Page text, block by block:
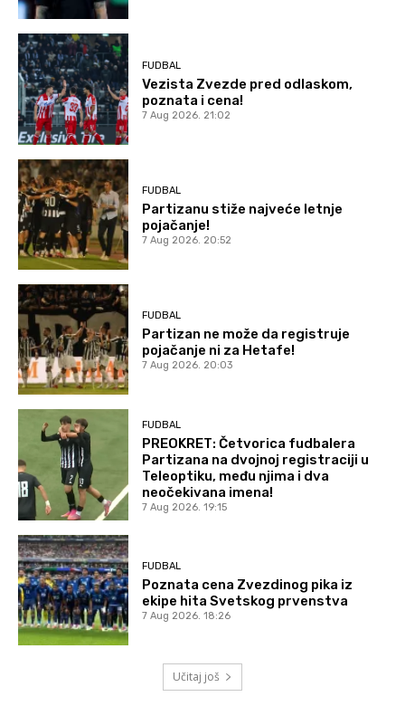
FUDBAL
Vezista Zvezde pred odlaskom,
poznata i cena!
7 Aug 2026. 21:02
FUDBAL
Partizanu stiže najveće letnje
pojačanje!
7 Aug 2026. 20:52
FUDBAL
Partizan ne može da registruje
pojačanje ni za Hetafe!
7 Aug 2026. 20:03
FUDBAL
PREOKRET: Četvorica fudbalera
Partizana na dvojnoj registraciji u
Teleoptiku, među njima i dva
neočekivana imena!
7 Aug 2026. 19:15
FUDBAL
Poznata cena Zvezdinog pika iz
ekipe hita Svetskog prvenstva
7 Aug 2026. 18:26
Učitaj još